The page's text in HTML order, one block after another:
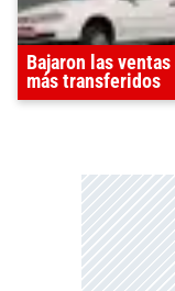
Bajaron las
más transferidos